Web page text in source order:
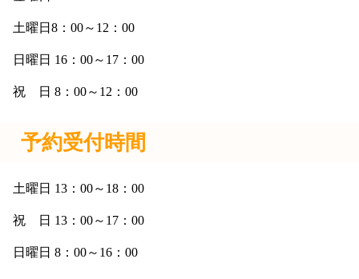
土曜日8：00～12：00
日曜日 16：00～17：00
祝 日 8：00～12：00
予約受付時間
土曜日 13：00～18：00
祝 日 13：00～17：00
日曜日 8：00～16：00